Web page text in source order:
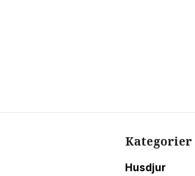
Kategorier
Husdjur